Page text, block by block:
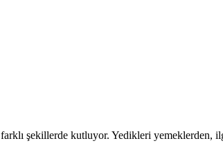
şekillerde kutluyor. Yedikleri yemeklerden,